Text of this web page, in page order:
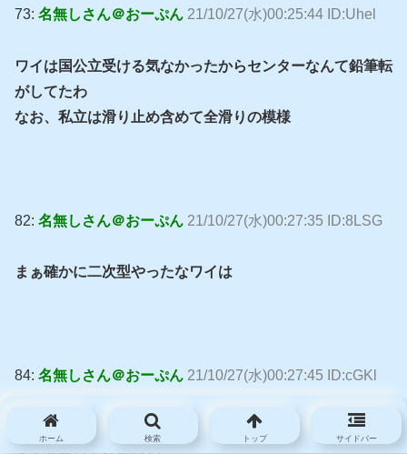
73: 名無しさん＠おーぷん 21/10/27(水)00:25:44 ID:Uhel
ワイは国公立受ける気なかったからセンターなんて鉛筆転
がしてたわ
なお、私立は滑り止め含めて全滑りの模様
82: 名無しさん＠おーぷん 21/10/27(水)00:27:35 ID:8LSG
まぁ確かに二次型やったなワイは
84: 名無しさん＠おーぷん 21/10/27(水)00:27:45 ID:cGKl
もう一回受験して今のとこ受かる自信ないわ
ホーム 検索 トップ サイドバー